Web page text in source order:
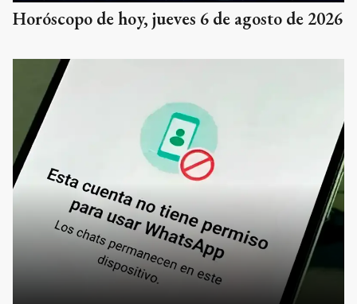
Horóscopo de hoy, jueves 6 de agosto de 2026